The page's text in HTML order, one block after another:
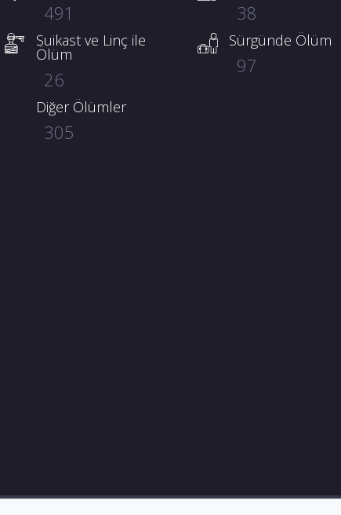
491 38
Suikast ve Linç ile
Ölüm
26
Sürgünde Ölüm
97
Diğer Ölümler
305